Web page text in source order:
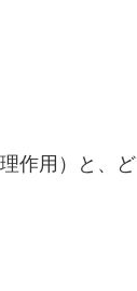
作用）と、ど